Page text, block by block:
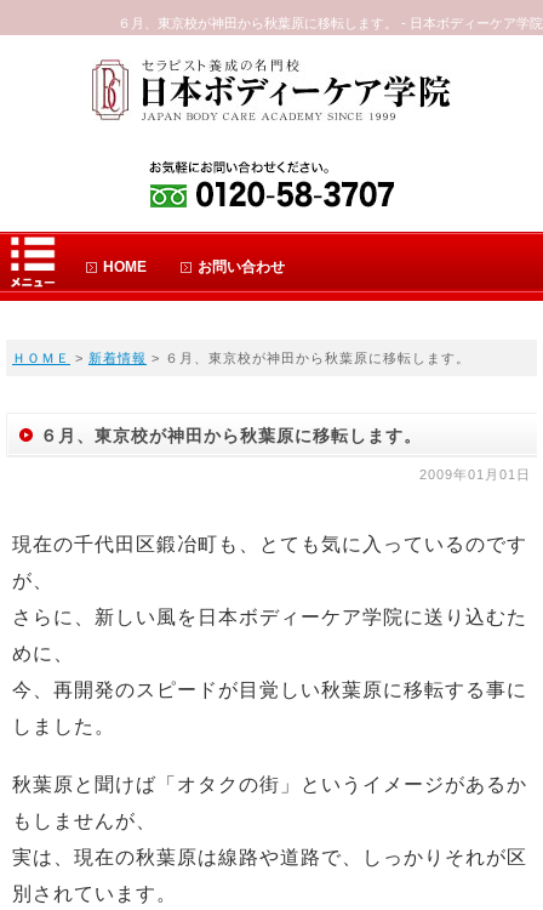
６月、東京校が神田から秋葉原に移転します。 - 日本ボディーケア学院
HOME お問い合わせ
ＨＯＭＥ > 新着情報 > ６月、東京校が神田から秋葉原に移転します。
６月、東京校が神田から秋葉原に移転します。
2009年01月01日
現在の千代田区鍛冶町も、とても気に入っているのです
が、
さらに、新しい風を日本ボディーケア学院に送り込むた
めに、
今、再開発のスピードが目覚しい秋葉原に移転する事に
しました。
秋葉原と聞けば「オタクの街」というイメージがあるか
もしませんが、
実は、現在の秋葉原は線路や道路で、しっかりそれが区
別されています。